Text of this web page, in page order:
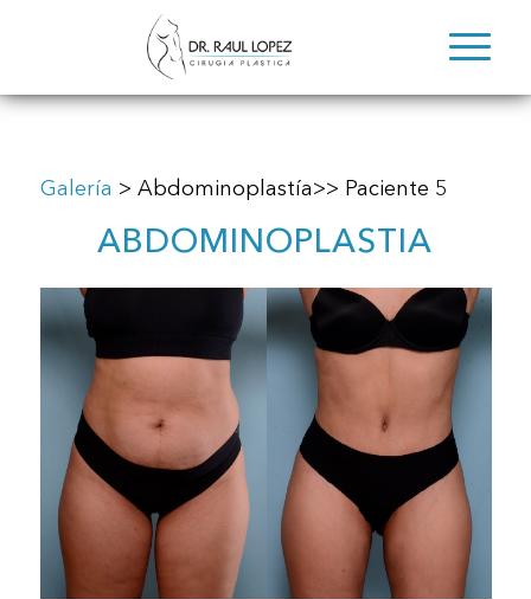
Galería > Abdominoplastía>> Paciente 5
ABDOMINOPLASTIA